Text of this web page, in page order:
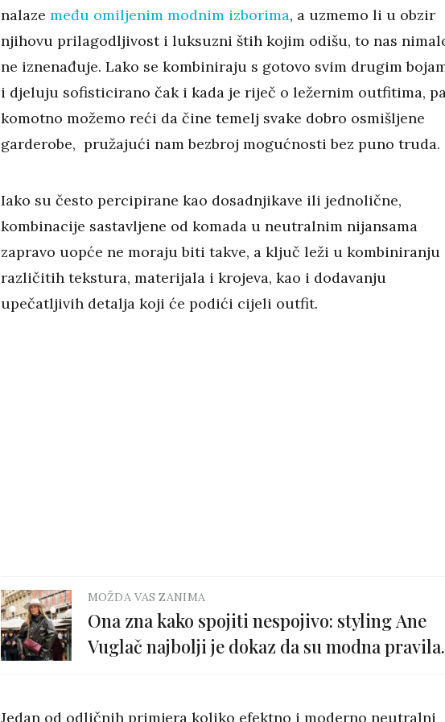
nalaze među omiljenim modnim izborima, a uzmemo li u obzir
njihovu prilagodljivost i luksuzni štih kojim odišu, to nas
ne iznenađuje. Lako se kombiniraju s gotovo svim drugim
i djeluju sofisticirano čak i kada je riječ o ležernim outfitima,
komotno možemo reći da čine temelj svake dobro osmišljene
garderobe, pružajući nam bezbroj mogućnosti bez puno truda.
Iako su često percipirane kao dosadnjikave ili jednolične,
kombinacije sastavljene od komada u neutralnim nijansama
zapravo uopće ne moraju biti takve, a ključ leži u kombiniranju
različitih tekstura, materijala i krojeva, kao i dodavanju
upečatljivih detalja koji će podići cijeli outfit.
MOŽDA VAS ZANIMA
Ona zna kako spojiti nespojivo: styling Ane
Vuglač najbolji je dokaz da su modna pravila
Jedan od odličnih primjera koliko efektno i moderno neutralni